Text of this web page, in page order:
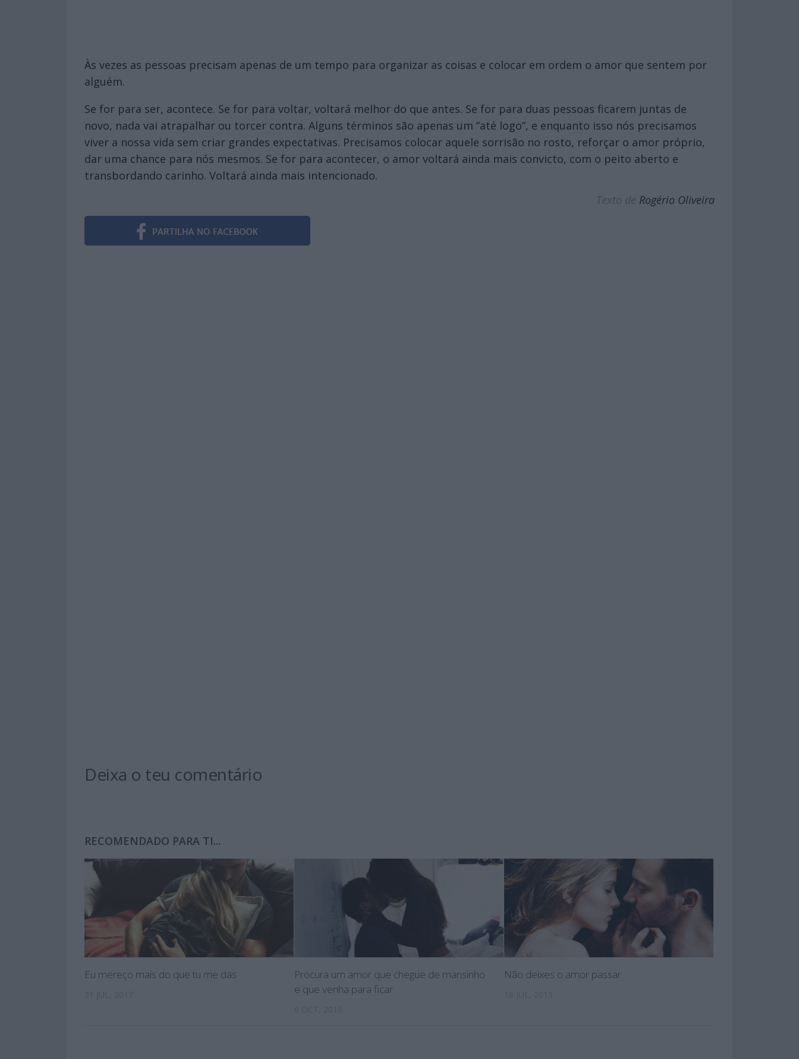
Às vezes as pessoas precisam apenas de um tempo para organizar as coisas e colocar em ordem o amor que sentem por
alguém.
Se for para ser, acontece. Se for para voltar, voltará melhor do que antes. Se for para duas pessoas ficarem juntas de
novo, nada vai atrapalhar ou torcer contra. Alguns términos são apenas um ”até logo”, e enquanto isso nós precisamos
viver a nossa vida sem criar grandes expectativas. Precisamos colocar aquele sorrisão no rosto, reforçar o amor próprio,
dar uma chance para nós mesmos. Se for para acontecer, o amor voltará ainda mais convicto, com o peito aberto e
transbordando carinho. Voltará ainda mais intencionado.
Texto de Rogério Oliveira
Deixa o teu comentário
RECOMENDADO PARA TI...
Eu mereço mais do que tu me dás
Procura um amor que chegue de mansinho
e que venha para ficar
Não deixes o amor passar.